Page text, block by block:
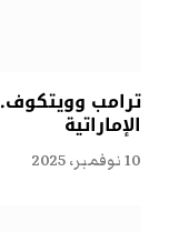
ترامب
الإماراتية
10 نوفمبر، 2025